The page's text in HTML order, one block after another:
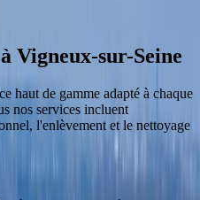
à Vigneux-sur-Seine
haut de gamme adapté à chaque
nos services incluent
l'enlèvement et le nettoyage